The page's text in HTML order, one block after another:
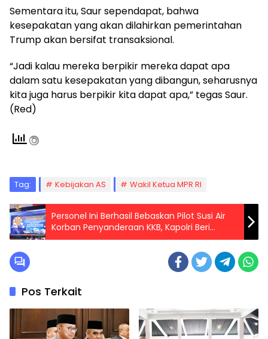
Sementara itu, Saur sependapat, bahwa
kesepakatan yang akan dilahirkan pemerintahan
Trump akan bersifat transaksional.
“Jadi kalau mereka berpikir mereka dapat apa
dalam satu kesepakatan yang dibangun, seharusnya
kita juga harus berpikir kita dapat apa,” tegas Saur.
(Red)
Tag: Kebijakan AS Wakil Ketua MPR RI
Personel Ini Berhasil Bebaskan Pilot Susi Air
Korban Penyanderaan KKB, Kapolri Beri
Apresiasi
Pos Terkait